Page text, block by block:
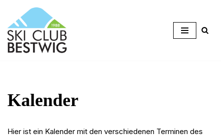
Zum
Inhalt
springen
Kalender
Hier ist ein Kalender mit den verschiedenen Terminen des